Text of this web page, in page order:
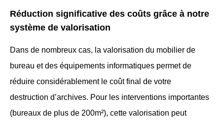
Réduction significative des coûts grâce à notre
système de valorisation
Dans de nombreux cas, la valorisation du mobilier de
bureau et des équipements informatiques permet de
réduire considérablement le coût final de votre
destruction d’archives. Pour les interventions importantes
(bureaux de plus de 200m²), cette valorisation peut